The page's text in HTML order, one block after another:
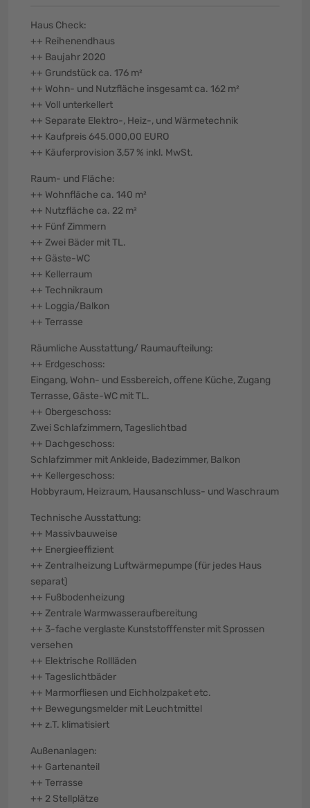
Haus Check:
++ Reihenendhaus
++ Baujahr 2020
++ Grundstück ca. 176 m²
++ Wohn- und Nutzfläche insgesamt ca. 162 m²
++ Voll unterkellert
++ Separate Elektro-, Heiz-, und Wärmetechnik
++ Kaufpreis 645.000,00 EURO
++ Käuferprovision 3,57 % inkl. MwSt.
Raum- und Fläche:
++ Wohnfläche ca. 140 m²
++ Nutzfläche ca. 22 m²
++ Fünf Zimmern
++ Zwei Bäder mit TL.
++ Gäste-WC
++ Kellerraum
++ Technikraum
++ Loggia/Balkon
++ Terrasse
Räumliche Ausstattung/ Raumaufteilung:
++ Erdgeschoss:
Eingang, Wohn- und Essbereich, offene Küche, Zugang
Terrasse, Gäste-WC mit TL.
++ Obergeschoss:
Zwei Schlafzimmern, Tageslichtbad
++ Dachgeschoss:
Schlafzimmer mit Ankleide, Badezimmer, Balkon
++ Kellergeschoss:
Hobbyraum, Heizraum, Hausanschluss- und Waschraum
Technische Ausstattung:
++ Massivbauweise
++ Energieeffizient
++ Zentralheizung Luftwärmepumpe (für jedes Haus
separat)
++ Fußbodenheizung
++ Zentrale Warmwasseraufbereitung
++ 3-fache verglaste Kunststofffenster mit Sprossen
versehen
++ Elektrische Rollläden
++ Tageslichtbäder
++ Marmorfliesen und Eichholzpaket etc.
++ Bewegungsmelder mit Leuchtmittel
++ z.T. klimatisiert
Außenanlagen:
++ Gartenanteil
++ Terrasse
++ 2 Stellplätze